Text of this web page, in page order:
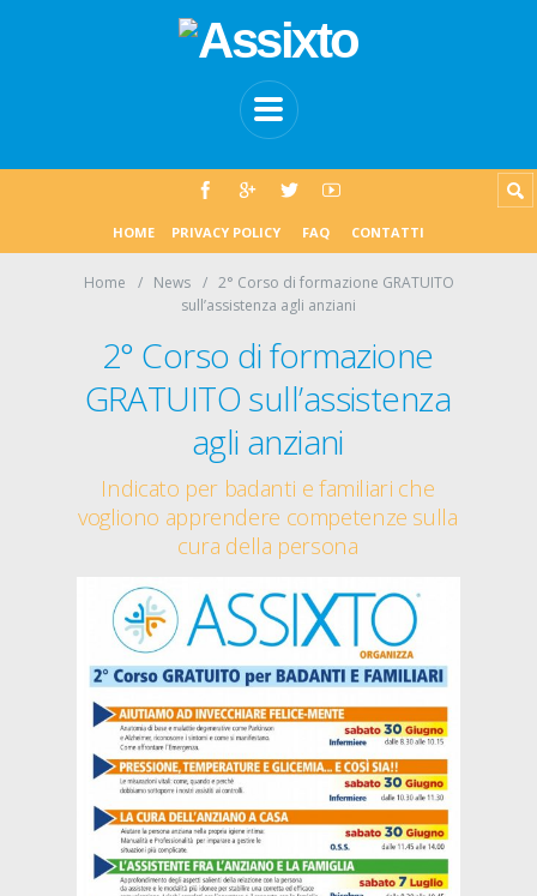
HOME PRIVACY POLICY FAQ CONTATTI
Home News
2° Corso di formazione GRATUITO
sull’assistenza agli anziani
2° Corso di formazione
GRATUITO sull’assistenza
agli anziani
Indicato per badanti e familiari che
vogliono apprendere competenze sulla
cura della persona